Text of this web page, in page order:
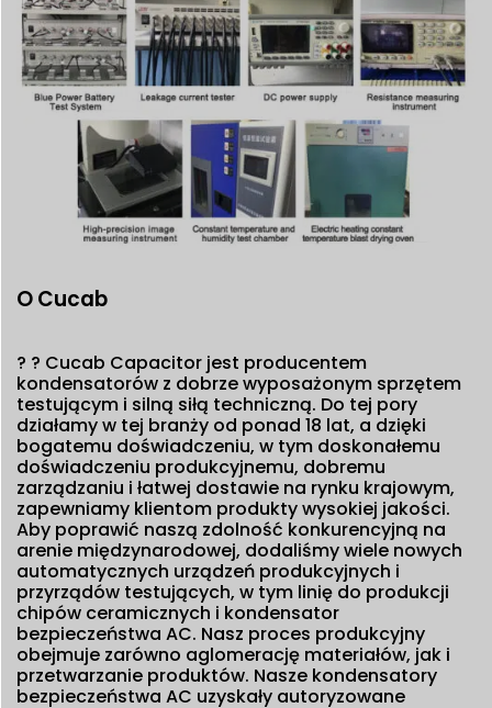
O Cucab
? ? Cucab Capacitor jest producentem
kondensatorów z dobrze wyposażonym sprzętem
testującym i silną siłą techniczną. Do tej pory
działamy w tej branży od ponad 18 lat, a dzięki
bogatemu doświadczeniu, w tym doskonałemu
doświadczeniu produkcyjnemu, dobremu
zarządzaniu i łatwej dostawie na rynku krajowym,
zapewniamy klientom produkty wysokiej jakości.
Aby poprawić naszą zdolność konkurencyjną na
arenie międzynarodowej, dodaliśmy wiele nowych
automatycznych urządzeń produkcyjnych i
przyrządów testujących, w tym linię do produkcji
chipów ceramicznych i kondensator
bezpieczeństwa AC. Nasz proces produkcyjny
obejmuje zarówno aglomerację materiałów, jak i
przetwarzanie produktów. Nasze kondensatory
bezpieczeństwa AC uzyskały autoryzowane